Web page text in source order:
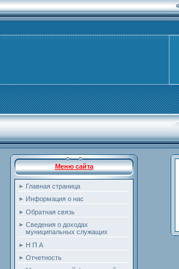
Меню сайта
Главная страница
Информация о нас
Обратная связь
Сведения о доходах
муниципальных служащих
Н П А
Отчетность